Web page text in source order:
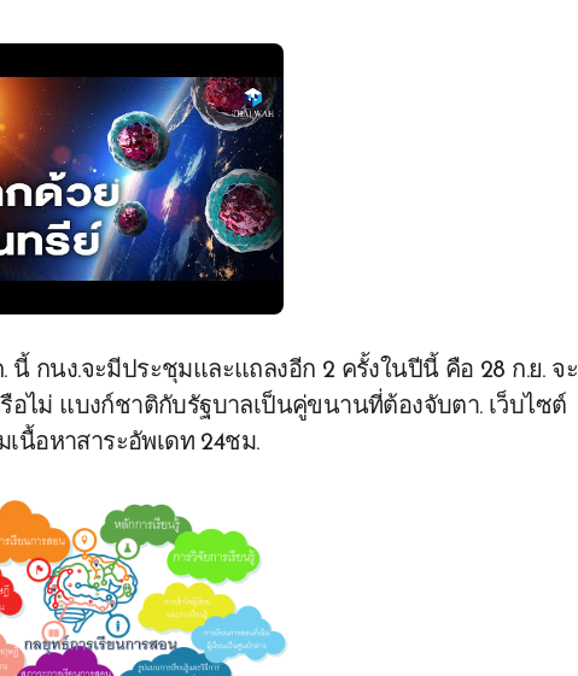
นี้ กนง.จะมีประชุมและแถลงอีก 2 ครั้งในปีนี้ คือ 28 ก.ย. จะ
อไม่ แบงก์ชาติกับรัฐบาลเป็นคู่ขนานที่ต้องจับตา. เว็บไซต์
นื้อหาสาระอัพเดท 24ชม.